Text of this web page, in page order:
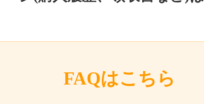
FAQはこちら